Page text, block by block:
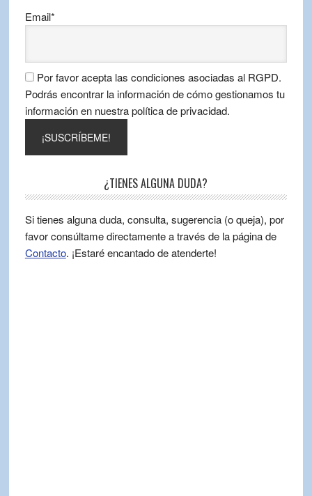
Email*
Por favor acepta las condiciones asociadas al RGPD.
Podrás encontrar la información de cómo gestionamos tu
información en nuestra política de privacidad.
¿TIENES ALGUNA DUDA?
Si tienes alguna duda, consulta, sugerencia (o queja), por
favor consúltame directamente a través de la página de
Contacto. ¡Estaré encantado de atenderte!